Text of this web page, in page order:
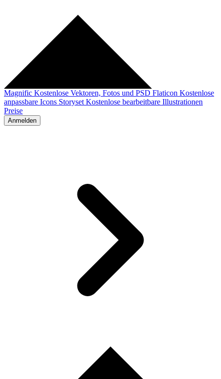
Magnific Kostenlose Vektoren, Fotos und PSD Flaticon Kostenlose
anpassbare Icons Storyset Kostenlose bearbeitbare Illustrationen
Preise
Anmelden